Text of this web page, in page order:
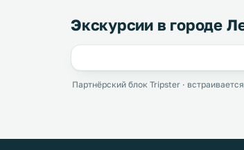
Экскурсии в городе
Партнёрский блок Tripster ·